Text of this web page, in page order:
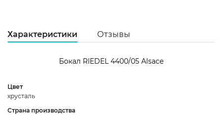
Характеристики Отзывы
Бокал RIEDEL 4400/05 Alsace
Цвет
хрусталь
Страна производства